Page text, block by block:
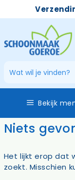
Bekijk
Niets
Het lijkt erop dat
zoekt. Misschien